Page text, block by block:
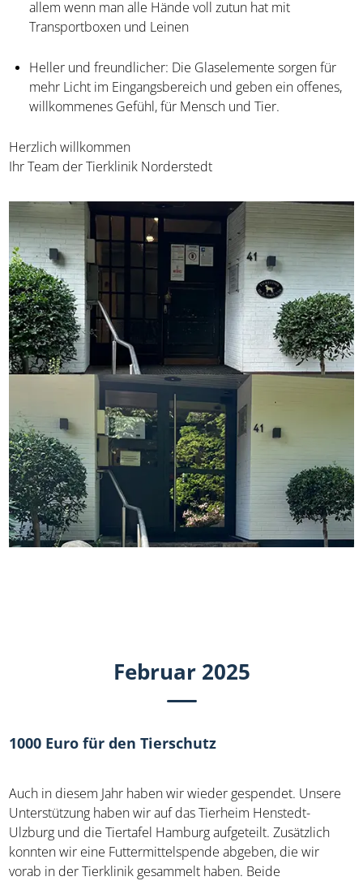
allem wenn man alle Hände voll zutun hat mit
Transportboxen und Leinen
Heller und freundlicher: Die Glaselemente sorgen für
mehr Licht im Eingangsbereich und geben ein offenes,
willkommenes Gefühl, für Mensch und Tier.
Herzlich willkommen
Ihr Team der Tierklinik Norderstedt
Februar 2025
1000 Euro für den Tierschutz
Auch in diesem Jahr haben wir wieder gespendet. Unsere
Unterstützung haben wir auf das Tierheim Henstedt-
Ulzburg und die Tiertafel Hamburg aufgeteilt. Zusätzlich
konnten wir eine Futtermittelspende abgeben, die wir
vorab in der Tierklinik gesammelt haben. Beide